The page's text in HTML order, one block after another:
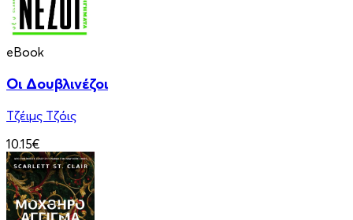
eBook
Οι Δουβλινέζοι
Τζέιμς Τζόις
10.15€